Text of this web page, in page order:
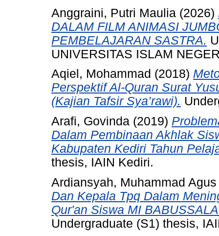
Anggraini, Putri Maulia (2026)
DALAM FILM ANIMASI
PEMBELAJARAN SASTRA.
UNIVERSITAS ISLAM
Aqiel, Mohammad (2018)
Perspektif Al-Quran Surat
(Kajian Tafsir Sya’rawi).
Arafi, Govinda (2019)
Dalam Pembinaan Akhlak
Kabupaten Kediri Tahun
thesis, IAIN Kediri.
Ardiansyah, Muhammad Agus
Dan Kepala Tpq Dalam
Qur'an Siswa MI
Undergraduate (S1) thesis,